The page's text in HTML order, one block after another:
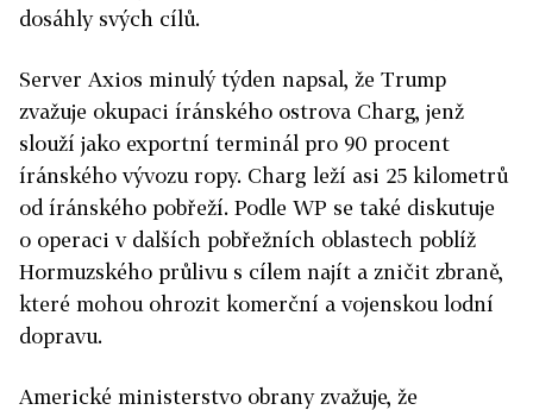
dosáhly svých cílů.
Server Axios minulý týden napsal, že Trump
zvažuje okupaci íránského ostrova Charg, jenž
slouží jako exportní terminál pro 90 procent
íránského vývozu ropy. Charg leží asi 25 kilometrů
od íránského pobřeží. Podle WP se také diskutuje
o operaci v dalších pobřežních oblastech poblíž
Hormuzského průlivu s cílem najít a zničit zbraně,
které mohou ohrozit komerční a vojenskou lodní
dopravu.
Americké ministerstvo obrany zvažuje, že